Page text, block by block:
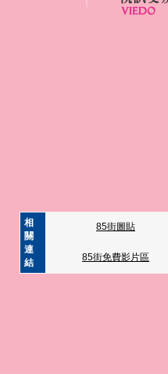
相
關
連
結
85街圖貼
85街免費影片區